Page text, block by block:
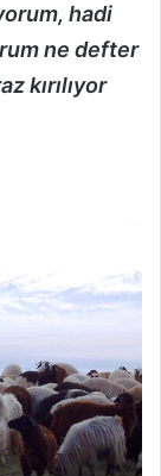
hadi
ne defter
kırılıyor